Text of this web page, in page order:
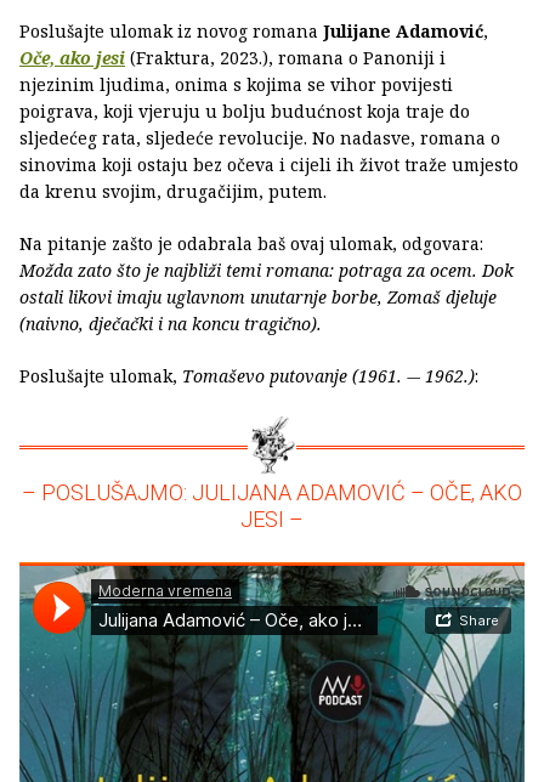
Poslušajte ulomak iz novog romana Julijane Adamović,
Oče, ako jesi (Fraktura, 2023.), romana o Panoniji i
njezinim ljudima, onima s kojima se vihor povijesti
poigrava, koji vjeruju u bolju budućnost koja traje do
sljedećeg rata, sljedeće revolucije. No nadasve, romana o
sinovima koji ostaju bez očeva i cijeli ih život traže umjesto
da krenu svojim, drugačijim, putem.
Na pitanje zašto je odabrala baš ovaj ulomak, odgovara:
Možda zato što je najbliži temi romana: potraga za ocem. Dok
ostali likovi imaju uglavnom unutarnje borbe, Zomaš djeluje
(naivno, dječački i na koncu tragično).
Poslušajte ulomak, Tomaševo putovanje (1961. -– 1962.):
– POSLUŠAJMO: JULIJANA ADAMOVIĆ – OČE, AKO
JESI –